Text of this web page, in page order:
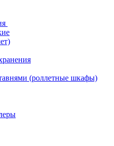
(роллетные шкафы)